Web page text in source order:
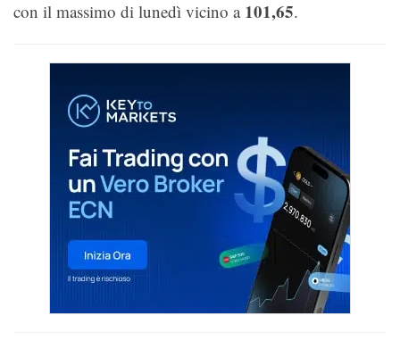
con il massimo di lunedì vicino a 101,65.